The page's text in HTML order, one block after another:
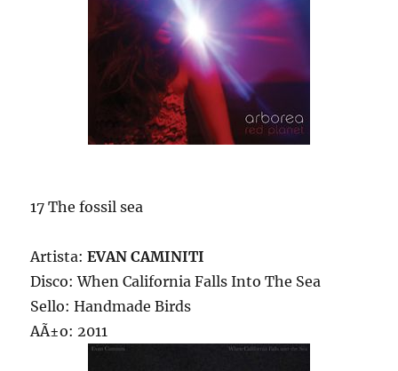
17 The fossil sea
Artista:EVAN CAMINITI
Disco: When California Falls Into The Sea
Sello: Handmade Birds
AÃ±o: 2011